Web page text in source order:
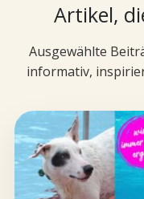
Artikel,
Ausgewählte
informativ,